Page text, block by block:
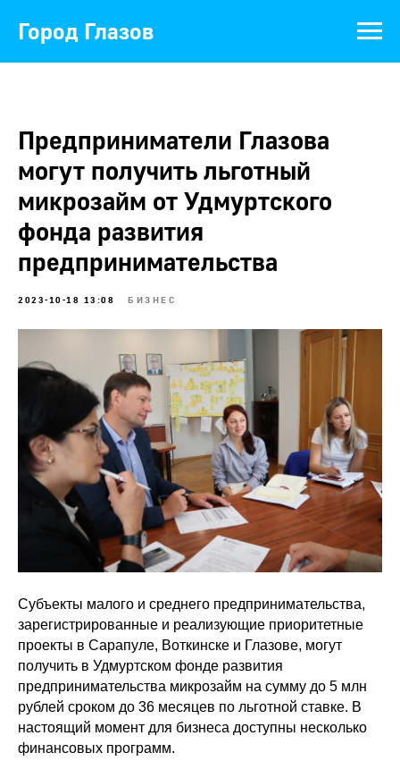
Город Глазов
Предприниматели Глазова
могут получить льготный
микрозайм от Удмуртского
фонда развития
предпринимательства
2023-10-18 13:08 БИЗНЕС
Субъекты малого и среднего предпринимательства,
зарегистрированные и реализующие приоритетные
проекты в Сарапуле, Воткинске и Глазове, могут
получить в Удмуртском фонде развития
предпринимательства микрозайм на сумму до 5 млн
рублей сроком до 36 месяцев по льготной ставке. В
настоящий момент для бизнеса доступны несколько
финансовых программ.